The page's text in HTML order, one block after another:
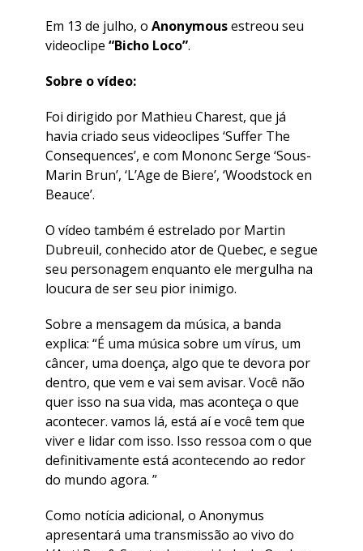
Em 13 de julho, o Anonymousestreou seu
videoclipe “Bicho Loco”.
Sobre o vídeo:
Foi dirigido por Mathieu Charest, que já
havia criado seus videoclipes ‘Suffer The
Consequences’, e com Mononc Serge ‘Sous-
Marin Brun’, ‘L’Age de Biere’, ‘Woodstock en
Beauce’.
O vídeo também é estrelado por Martin
Dubreuil, conhecido ator de Quebec, e segue
seu personagem enquanto ele mergulha na
loucura de ser seu pior inimigo.
Sobre a mensagem da música, a banda
explica: “É uma música sobre um vírus, um
câncer, uma doença, algo que te devora por
dentro, que vem e vai sem avisar. Você não
quer isso na sua vida, mas aconteça o que
acontecer. vamos lá, está aí e você tem que
viver e lidar com isso. Isso ressoa com o que
definitivamente está acontecendo ao redor
do mundo agora. ”
Como notícia adicional, o Anonymus
apresentará uma transmissão ao vivo do